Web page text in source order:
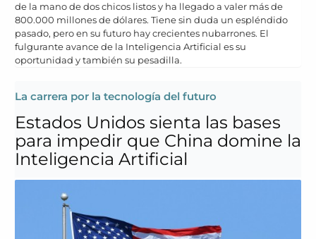
de la mano de dos chicos listos y ha llegado a valer más de
800.000 millones de dólares. Tiene sin duda un espléndido
pasado, pero en su futuro hay crecientes nubarrones. El
fulgurante avance de la Inteligencia Artificial es su
oportunidad y también su pesadilla.
La carrera por la tecnología del futuro
Estados Unidos sienta las bases
para impedir que China domine la
Inteligencia Artificial